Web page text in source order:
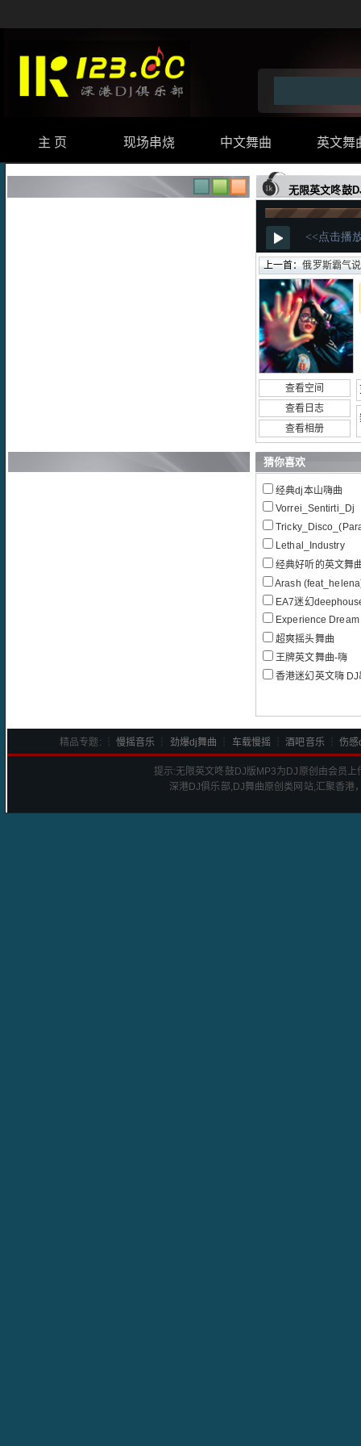
主 页 现场串烧 中文舞曲 英文舞
无限英文咚鼓
上一首：俄罗斯霸气
查看空间
查看日志
查看相册
猜你喜欢
经典dj本山嗨曲
Vorrei_Sentirti_Dj
Lethal_Industry
经典好听的英文舞
Arash
EA7迷幻
Experience
超爽摇头舞曲
王牌英文舞曲-嗨
香港迷幻英文嗨 DJ
精品专题: ┆ 慢摇音乐 劲爆dj舞曲 车载慢摇 ┆酒吧音乐┆伤感
提示:无限英文咚鼓DJ版 MP3为DJ原创由会员
深港DJ俱乐部,DJ舞曲原创类网站,汇聚香港